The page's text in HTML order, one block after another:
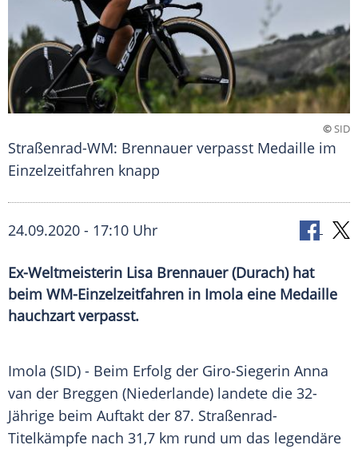
©SID
Straßenrad-WM: Brennauer verpasst Medaille im
Einzelzeitfahren knapp
24.09.2020 - 17:10 Uhr
Ex-Weltmeisterin Lisa Brennauer (Durach) hat
beim WM-Einzelzeitfahren in Imola eine Medaille
hauchzart verpasst.
Imola (SID) - Beim Erfolg der Giro-Siegerin Anna
van der Breggen (Niederlande) landete die 32-
Jährige beim Auftakt der 87. Straßenrad-
Titelkämpfe nach 31,7 km rund um das legendäre